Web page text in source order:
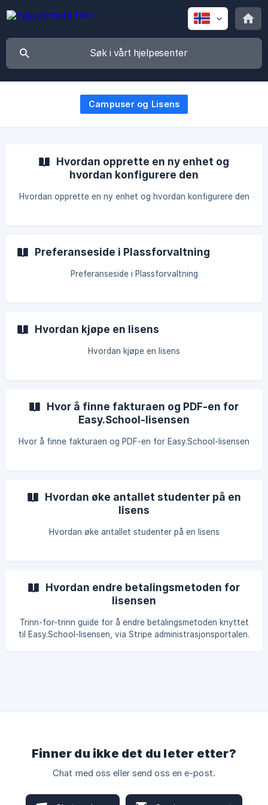
Campuser og Lisens
Hvordan opprette en ny enhet og
hvordan konfigurere den
Hvordan opprette en ny enhet og hvordan konfigurere den
Preferanseside i Plassforvaltning
Preferanseside i Plassforvaltning
Hvordan kjøpe en lisens
Hvordan kjøpe en lisens
Hvor å finne fakturaen og PDF-en for
Easy.School-lisensen
Hvor å finne fakturaen og PDF-en for Easy.School-lisensen
Hvordan øke antallet studenter på en
lisens
Hvordan øke antallet studenter på en lisens
Hvordan endre betalingsmetoden for
lisensen
Trinn-for-trinn guide for å endre betalingsmetoden knyttet
til Easy.School-lisensen, via Stripe administrasjonsportalen.
Finner du ikke det du leter etter?
Chat med oss eller send oss en e-post.